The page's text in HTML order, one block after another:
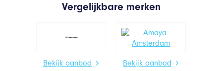
Vergelijkbare merken
Bekijk aanbod Bekijk aanbod